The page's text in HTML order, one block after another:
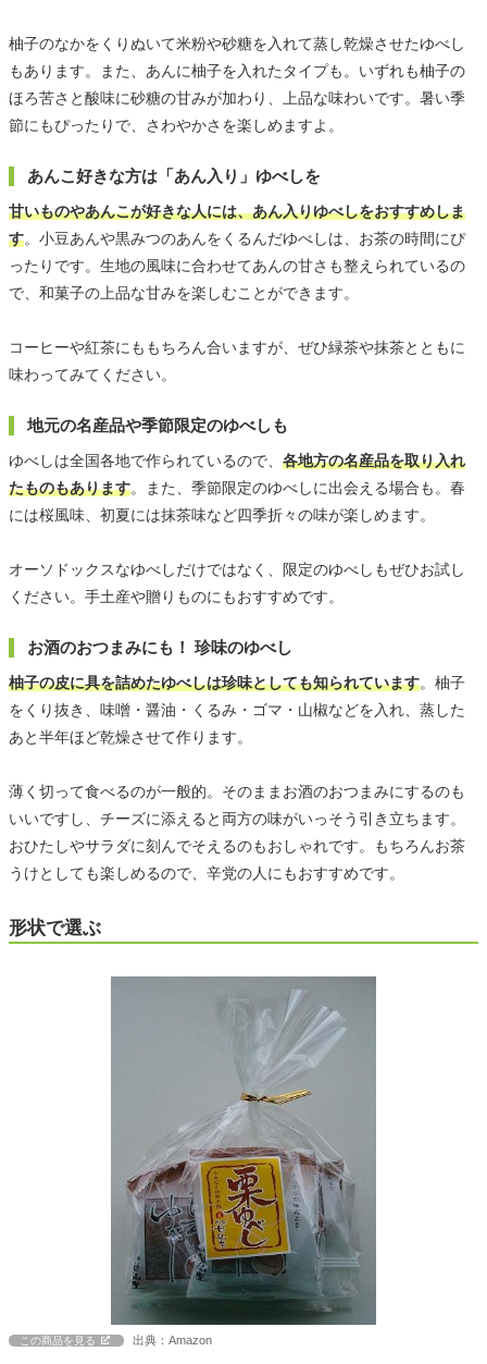
柚子のなかをくりぬいて米粉や砂糖を入れて蒸し乾燥させたゆべし
もあります。また、あんに柚子を入れたタイプも。いずれも柚子の
ほろ苦さと酸味に砂糖の甘みが加わり、上品な味わいです。暑い季
節にもぴったりで、さわやかさを楽しめますよ。
あんこ好きな方は「あん入り」ゆべしを
甘いものやあんこが好きな人には、あん入りゆべしをおすすめしま
す。小豆あんや黒みつのあんをくるんだゆべしは、お茶の時間にぴ
ったりです。生地の風味に合わせてあんの甘さも整えられているの
で、和菓子の上品な甘みを楽しむことができます。
コーヒーや紅茶にももちろん合いますが、ぜひ緑茶や抹茶とともに
味わってみてください。
地元の名産品や季節限定のゆべしも
ゆべしは全国各地で作られているので、 各地方の名産品を取り入れ
たものもあります。また、季節限定のゆべしに出会える場合も。春
には桜風味、初夏には抹茶味など四季折々の味が楽しめます。
オーソドックスなゆべしだけではなく、限定のゆべしもぜひお試し
ください。手土産や贈りものにもおすすめです。
お酒のおつまみにも！ 珍味のゆべし
柚子の皮に具を詰めたゆべしは珍味としても知られています。柚子
をくり抜き、味噌・醤油・くるみ・ゴマ・山椒などを入れ、蒸した
あと半年ほど乾燥させて作ります。
薄く切って食べるのが一般的。そのままお酒のおつまみにするのも
いいですし、チーズに添えると両方の味がいっそう引き立ちます。
おひたしやサラダに刻んでそえるのもおしゃれです。もちろんお茶
うけとしても楽しめるので、辛党の人にもおすすめです。
形状で選ぶ
この商品を見る 出典：Amazon